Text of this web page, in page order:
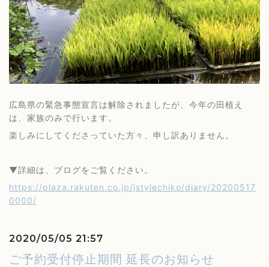
広島県の緊急事態宣言は解除されましたが、今年の田植え
は、家族のみで行います。
楽しみにしてくださっていた方々、申し訳ありません。
▼詳細は、ブログをご覧ください。
https://plaza.rakuten.co.jp/jstylechiko/diary/20200517
0000/
2020/05/05 21:57
ご予約受付停止期間 延長のお知らせ